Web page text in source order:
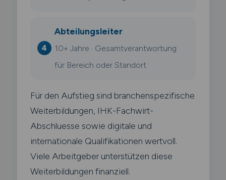
Abteilungsleiter
10+ Jahre · Gesamtverantwortung
für Bereich oder Standort
Für den Aufstieg sind branchenspezifische
Weiterbildungen, IHK-Fachwirt-
Abschluesse sowie digitale und
internationale Qualifikationen wertvoll.
Viele Arbeitgeber unterstützen diese
Weiterbildungen finanziell.